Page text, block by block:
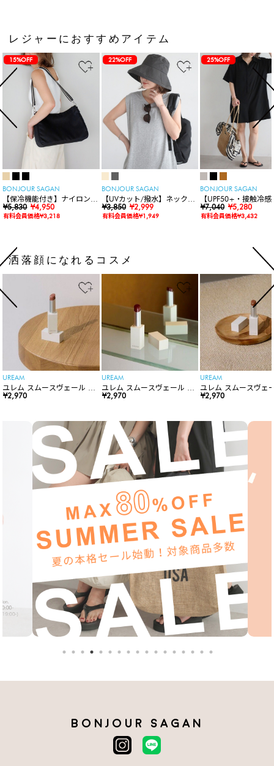
レジャーにおすすめアイテム
15%OFF
BONJOUR SAGAN
【保冷機能付き】ナイロンシ
ョルダーバッグ
¥5,830 ¥4,950
有料会員価格¥3,218
22%OFF
BONJOUR SAGAN
【UVカット/撥水】ネックカ
バー付きワイドリムハット
¥3,850 ¥2,999
有料会員価格¥1,949
25%OFF
BONJOUR SAGAN
【UPF50+・接触冷感
水】【水陸両用】ラ
ードロンパース
¥7,040 ¥5,280
有料会員価格¥3,432
洒落顔になれるコスメ
UREAM
ユレム スムースヴェール リ
ップスティック
¥2,970
UREAM
ユレム スムースヴェール リ
ップスティック
¥2,970
UREAM
ユレム スムースヴェ
ップスティック
¥2,970
BONJOUR SAGAN